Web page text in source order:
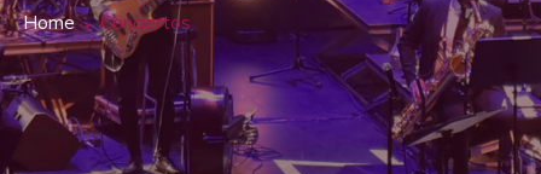
Home Conciertos